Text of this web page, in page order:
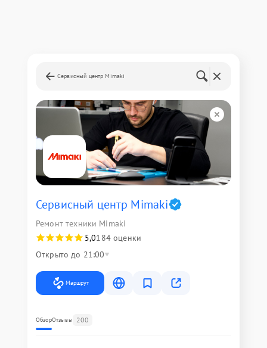
Сервисный центр Mimaki
Сервисный центр Mimaki
Ремонт техники Mimaki
5,0184 оценки
Открыто до 21:00
Маршрут
ОбзорОтзывы 200